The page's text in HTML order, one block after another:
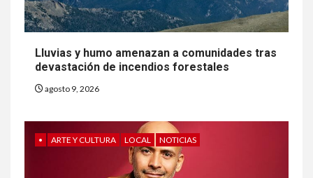
Lluvias y humo amenazan a comunidades tras
devastación de incendios forestales
agosto 9, 2026
• ARTE Y CULTURA LOCAL NOTICIAS